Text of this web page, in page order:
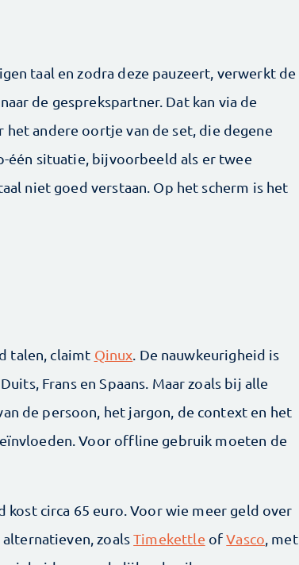
taal en zodra deze pauzeert, verwerkt de
de gesprekspartner. Dat kan via de
andere oortje van de set, die degene
één situatie, bijvoorbeeld als er twee
niet goed verstaan. Op het scherm is het
talen, claimt Qinux . De nauwkeurigheid is
Frans en Spaans. Maar zoals bij alle
de persoon, het jargon, de context en het
Voor offline gebruik moeten de
circa 65 euro. Voor wie meer geld over
zoalsTimekettle ofVasco , met